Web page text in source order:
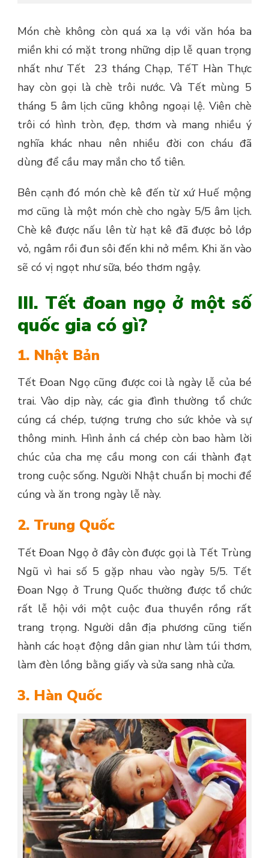
Món chè không còn quá xa lạ với văn hóa ba
miền khi có mặt trong những dịp lễ quan trọng
nhất như Tết 23 tháng Chạp, TếT Hàn Thực
hay còn gọi là chè trôi nước. Và Tết mùng 5
tháng 5 âm lịch cũng không ngoại lệ. Viên chè
trôi có hình tròn, đẹp, thơm và mang nhiều ý
nghĩa khác nhau nên nhiều đời con cháu đã
dùng để cầu may mắn cho tổ tiên.
Bên cạnh đó món chè kê đến từ xứ Huế mộng
mơ cũng là một món chè cho ngày 5/5 âm lịch.
Chè kê được nấu lên từ hạt kê đã được bỏ lớp
vỏ, ngâm rồi đun sôi đến khi nở mềm. Khi ăn vào
sẽ có vị ngọt như sữa, béo thơm ngậy.
III. Tết đoan ngọ ở một số
quốc gia có gì?
1. Nhật Bản
Tết Đoan Ngọ cũng được coi là ngày lễ của bé
trai. Vào dịp này, các gia đình thường tổ chức
cúng cá chép, tượng trưng cho sức khỏe và sự
thông minh. Hình ảnh cá chép còn bao hàm lời
chúc của cha mẹ cầu mong con cái thành đạt
trong cuộc sống. Người Nhật chuẩn bị mochi để
cúng và ăn trong ngày lễ này.
2. Trung Quốc
Tết Đoan Ngọ ở đây còn được gọi là Tết Trùng
Ngũ vì hai số 5 gặp nhau vào ngày 5/5. Tết
Đoan Ngọ ở Trung Quốc thường được tổ chức
rất lễ hội với một cuộc đua thuyền rồng rất
trang trọng. Người dân địa phương cũng tiến
hành các hoạt động dân gian như làm túi thơm,
làm đèn lồng bằng giấy và sửa sang nhà cửa.
3. Hàn Quốc